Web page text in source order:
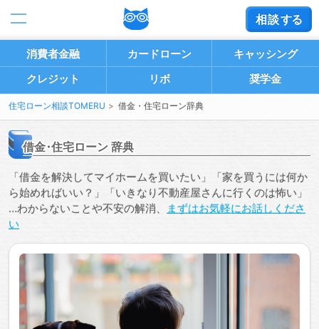
消費者金融 カードローン
キャッシング
クレジット
リボ 奨学金
住宅ローン相談TOMERU 借金・住宅ローン辞典
借金・ 住宅ローン 辞典
「借金を解決してマイホームを買いたい」「家を買うには何か
ら始めればいい？」「いきなり不動産屋さんに行くのは怖い」
…わからないことや不安の解消、
まずはお気軽にお話しくださ
い
相談する